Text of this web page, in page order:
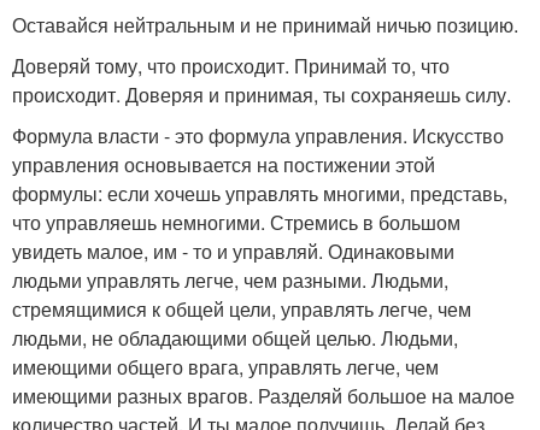
Оставайся нейтральным и не принимай ничью позицию.
Доверяй тому, что происходит. Принимай то, что
происходит. Доверяя и принимая, ты сохраняешь силу.
Формула власти - это формула управления. Искусство
управления основывается на постижении этой
формулы: если хочешь управлять многими, представь,
что управляешь немногими. Стремись в большом
увидеть малое, им - то и управляй. Одинаковыми
людьми управлять легче, чем разными. Людьми,
стремящимися к общей цели, управлять легче, чем
людьми, не обладающими общей целью. Людьми,
имеющими общего врага, управлять легче, чем
имеющими разных врагов. Разделяй большое на малое